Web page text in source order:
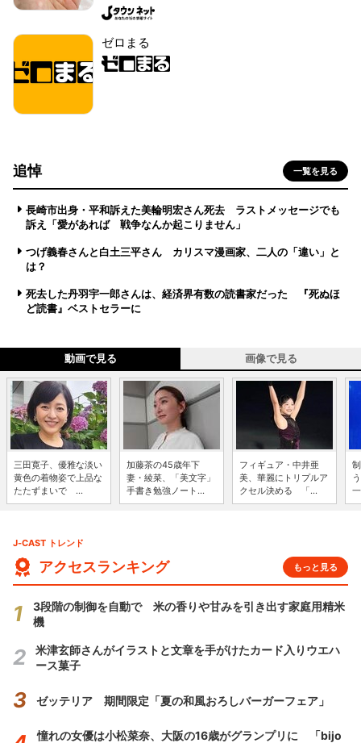
ゼロまる
追悼 一覧を見る
長崎市出身・平和訴えた美輪明宏さん死去 ラストメッセージでも
訴え「愛があれば 戦争なんか起こりません」
つげ義春さんと白土三平さん カリスマ漫画家、二人の「違い」と
は？
死去した丹羽宇一郎さんは、経済界有数の読書家だった 『死ぬほ
ど読書』ベストセラーに
動画で見る 画像で見る
三田寛子、優雅な淡い
黄色の着物姿で上品な
たたずまいで ...
加藤茶の45歳年下
妻・綾菜、「美文字」
手書き勉強ノート...
フィギュア・中井亜
美、華麗にトリプルア
クセル決める 「...
J-CAST トレンド
アクセスランキング もっと見る
3段階の制御を自動で 米の香りや甘みを引き出す家庭用精米
機
米津玄師さんがイラストと文章を手がけたカード入りウエハ
ース菓子
ゼッテリア 期間限定「夏の和風おろしバーガーフェア」
憧れの女優は小松菜奈、大阪の16歳がグランプリに 「bijo